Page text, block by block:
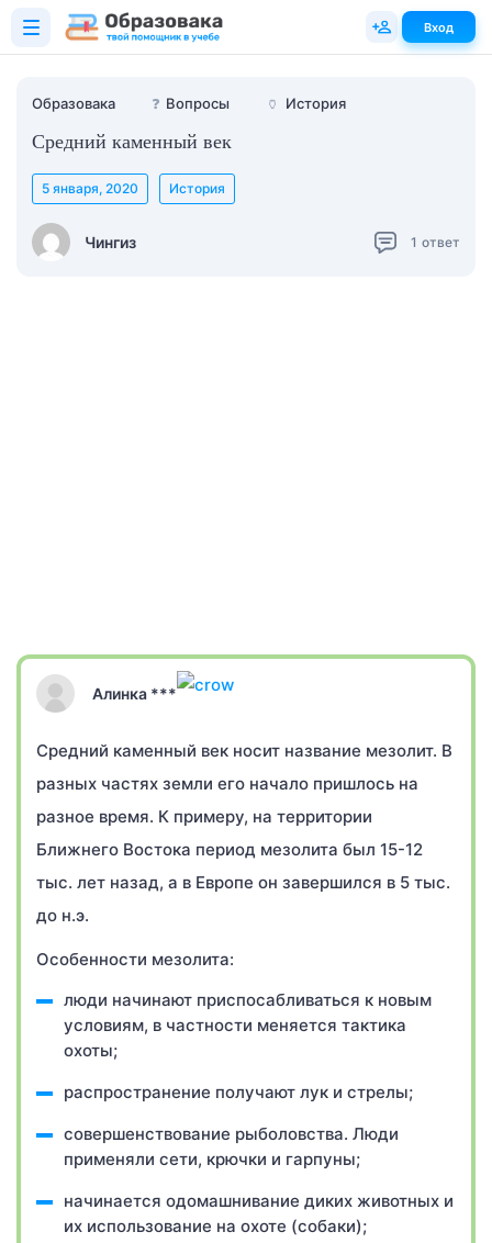
Образовака ❓ Вопросы 🏺 История
Средний каменный век
Чингиз
5 января, 2020 История
1 ответ
Алинка ***
Средний каменный век носит название мезолит. В
разных частях земли его начало пришлось на
разное время. К примеру, на территории
Ближнего Востока период мезолита был 15-12
тыс. лет назад, а в Европе он завершился в 5 тыс.
до н.э.
Особенности мезолита:
люди начинают приспосабливаться к новым
условиям, в частности меняется тактика
охоты;
распространение получают лук и стрелы;
совершенствование рыболовства. Люди
применяли сети, крючки и гарпуны;
начинается одомашнивание диких животных и
их использование на охоте (собаки);
Вход